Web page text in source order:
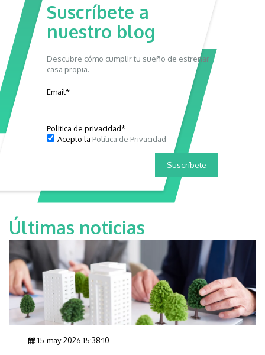
Suscríbete a
nuestro blog
Descubre cómo cumplir tu sueño de estrenar
casa propia.
Email*
Politica de privacidad*
Acepto la Política de Privacidad
Últimas noticias
15-may-2026 15:38:10